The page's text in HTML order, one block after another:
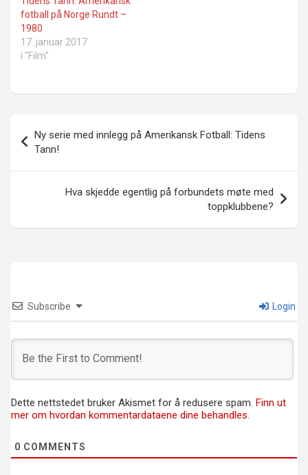
fotball på Norge Rundt –
1980
17. januar 2017
i "Film"
Ny serie med innlegg på Amerikansk Fotball: Tidens
Tann!
Hva skjedde egentlig på forbundets møte med
toppklubbene?
Subscribe Login
Dette nettstedet bruker Akismet for å redusere spam. Finn ut
mer om hvordan kommentardataene dine behandles.
0 COMMENTS